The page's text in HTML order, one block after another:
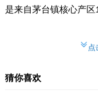
是来自茅台镇核心产区
点
猜你喜欢